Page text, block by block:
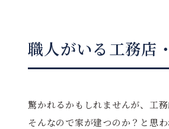
職人がいる工務店
驚かれるかもしれませんが、工
そんなので家が建つのか？と思